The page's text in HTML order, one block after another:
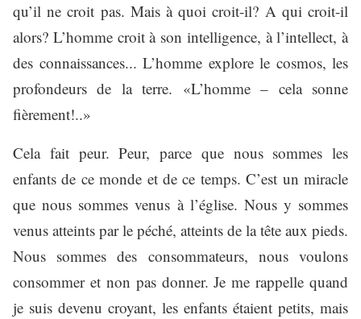
qu’il ne croit pas. Mais à quoi croit-il? A qui croit-il
alors? L’homme croit à son intelligence, à l’intellect, à
des connaissances... L’homme explore le cosmos, les
profondeurs de la terre. «L’homme – cela sonne
fièrement!..»
Cela fait peur. Peur, parce que nous sommes les
enfants de ce monde et de ce temps. C’est un miracle
que nous sommes venus à l’église. Nous y sommes
venus atteints par le péché, atteints de la tête aux pieds.
Nous sommes des consommateurs, nous voulons
consommer et non pas donner. Je me rappelle quand
je suis devenu croyant, les enfants étaient petits, mais